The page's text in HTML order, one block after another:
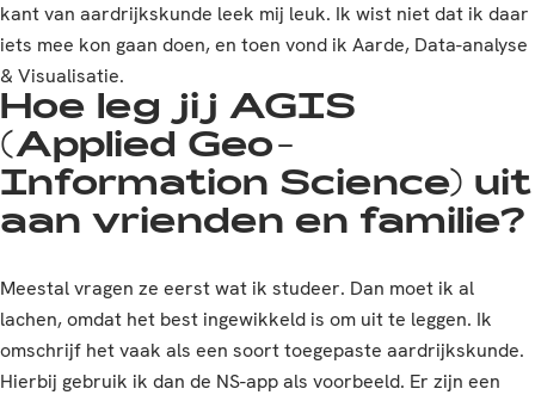
kant van aardrijkskunde leek mij leuk. Ik wist niet dat ik daar
iets mee kon gaan doen, en toen vond ik Aarde, Data-analyse
& Visualisatie.
Hoe leg jij AGIS
(Applied Geo-
Information Science) uit
aan vrienden en familie?
Meestal vragen ze eerst wat ik studeer. Dan moet ik al
lachen, omdat het best ingewikkeld is om uit te leggen. Ik
omschrijf het vaak als een soort toegepaste aardrijkskunde.
Hierbij gebruik ik dan de NS-app als voorbeeld. Er zijn een